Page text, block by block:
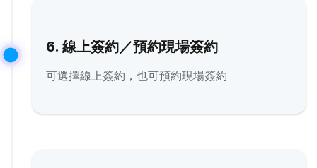
6. 線上簽約／預約現場簽約
可選擇線上簽約，也可預約現場簽約